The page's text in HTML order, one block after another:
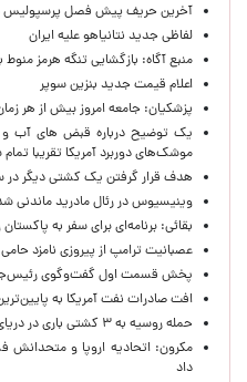
آخرین حریف پیش فصل
لفاظی جدید نتانیاهو علیه ایران
منبع آگاه: بازگشایی تنگه هرمز
اعلام قیمت جدید بنزین سوپر
پزشکیان: جامعه امروز بیش از هر
یک توضیح درباره قبض های آب و
موشک‌های دوربرد آمریکا تقریبا
هدف قرار گرفتن یک کشتی دیگر
وینیسیوس در رئال مادرید ماندنی
بقائی: برنامه‌ای برای سفر به
عصبانیت ترامپ از پیروزی نامزد
پخش قسمت اول گفت‌وگوی
افت صادرات نفت آمریکا به پایین‌ترین حجم
حمله روسیه به ۳ کشتی باری در دریای سیاه
مکرون: اتحادیه اروپا و متحدانش
داد